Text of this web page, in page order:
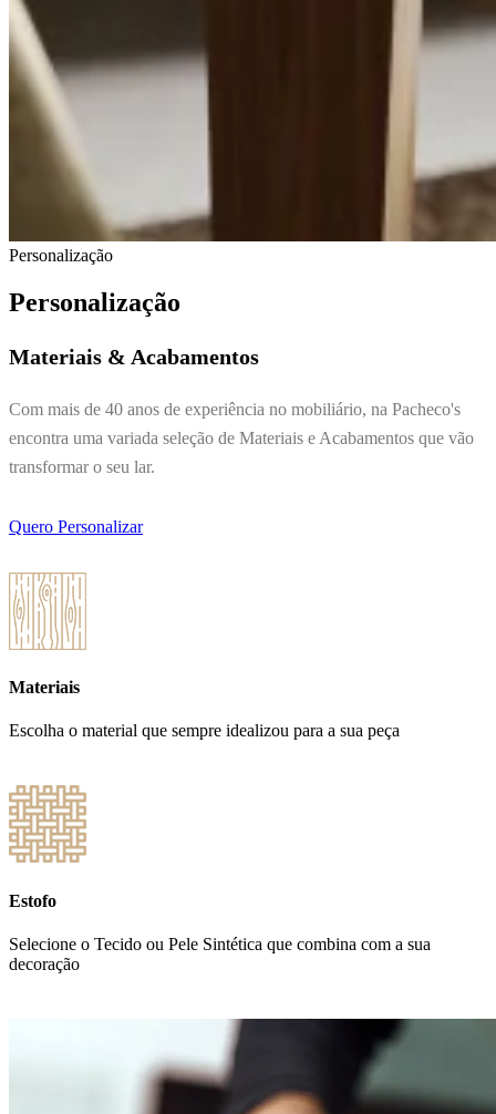
Personalização
Personalização
Materiais & Acabamentos
Com mais de 40 anos de experiência no mobiliário, na Pacheco's
encontra uma variada seleção de Materiais e Acabamentos que vão
transformar o seu lar.
Quero Personalizar
Materiais
Escolha o material que sempre idealizou para a sua peça
Estofo
Selecione o Tecido ou Pele Sintética que combina com a sua
decoração